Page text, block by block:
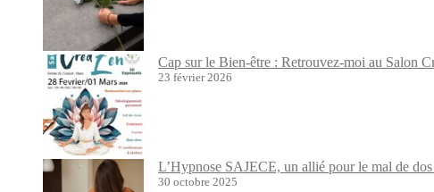
Cap sur le Bien-être : Retrouvez-moi au Salon
23 février 2026
L’Hypnose SAJECE, un allié pour le mal de
30 octobre 2025